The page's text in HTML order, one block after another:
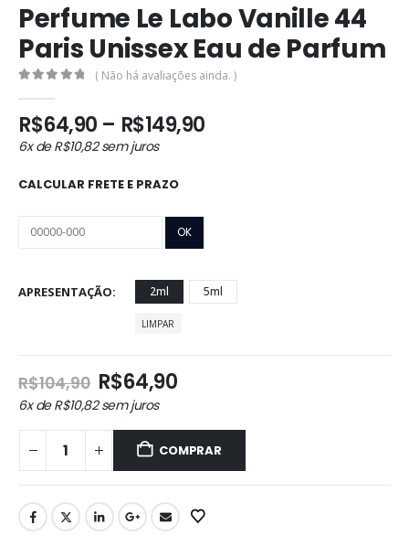
Perfume Le Labo Vanille 44
Paris Unissex Eau de Parfum
( Não há avaliações ainda. )
R$64,90 – R$149,90
6x deR$10,82sem juros
CALCULAR FRETE E PRAZO
APRESENTAÇÃO 2ml 5ml
LIMPAR
R$104,90 O
preço
original
era:
R$104,90.
R$64,90O
é:
R$64,90.
6x deR$10,82sem juros
COMPRAR